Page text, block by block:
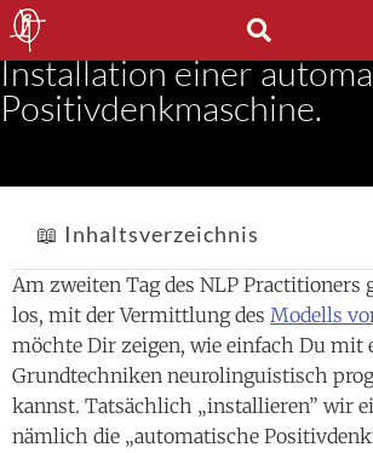
Inhalt Tag zwei: Design
Installation einer
Positivdenkmaschine.
Am zweiten Tag des NLP Practitioners
los, mit der Vermittlung des Modells
möchte Dir zeigen, wie einfach Du mit
Grundtechniken neurolinguistisch
kannst. Tatsächlich „installieren” wir
nämlich die „automatische
📖 Inhaltsverzeichnis